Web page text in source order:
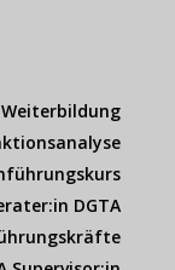
Weiterbildung
DGTA